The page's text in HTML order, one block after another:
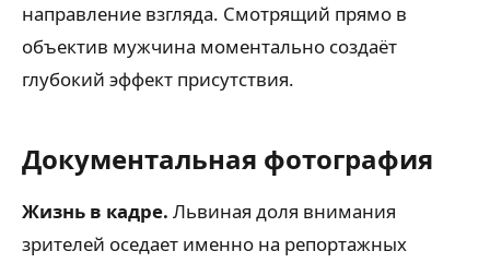
направление взгляда. Смотрящий прямо в
объектив мужчина моментально создаёт
глубокий эффект присутствия.
Документальная фотография
Жизнь в кадре. Львиная доля внимания
зрителей оседает именно на репортажных